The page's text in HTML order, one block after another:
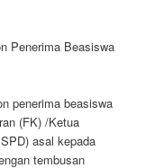
Penerima Beasiswa
penerima beasiswa
(FK) /Ketua
asal kepada
tembusan